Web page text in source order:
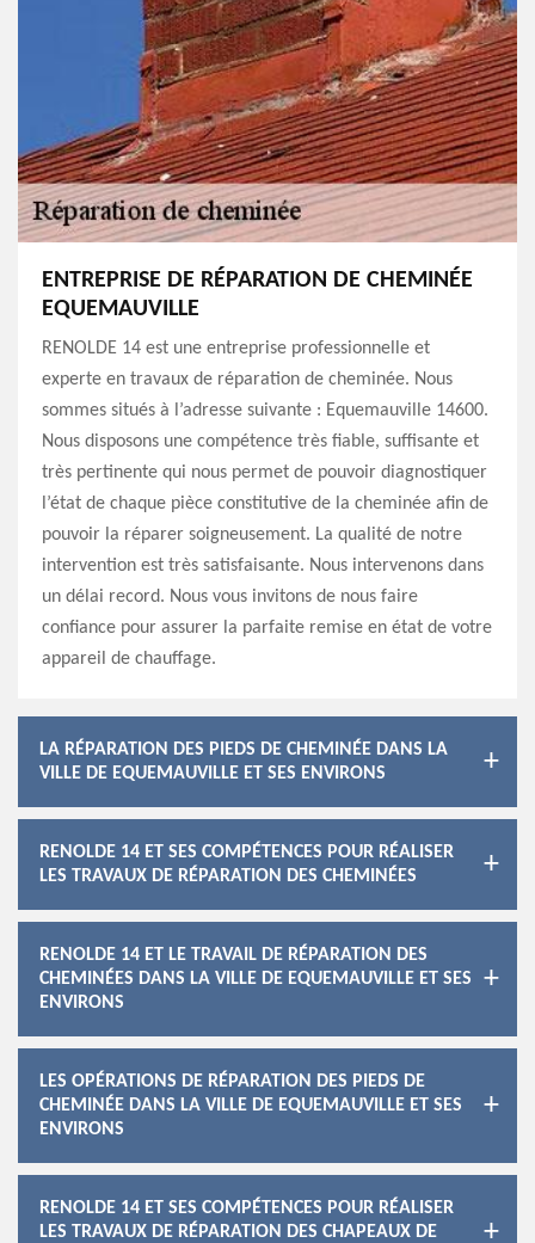
ENTREPRISE DE RÉPARATION DE CHEMINÉE
EQUEMAUVILLE
RENOLDE 14 est une entreprise professionnelle et
experte en travaux de réparation de cheminée. Nous
sommes situés à l’adresse suivante : Equemauville 14600.
Nous disposons une compétence très fiable, suffisante et
très pertinente qui nous permet de pouvoir diagnostiquer
l’état de chaque pièce constitutive de la cheminée afin de
pouvoir la réparer soigneusement. La qualité de notre
intervention est très satisfaisante. Nous intervenons dans
un délai record. Nous vous invitons de nous faire
confiance pour assurer la parfaite remise en état de votre
appareil de chauffage.
LA RÉPARATION DES PIEDS DE CHEMINÉE DANS LA
VILLE DE EQUEMAUVILLE ET SES ENVIRONS
RENOLDE 14 ET SES COMPÉTENCES POUR RÉALISER
LES TRAVAUX DE RÉPARATION DES CHEMINÉES
RENOLDE 14 ET LE TRAVAIL DE RÉPARATION DES
CHEMINÉES DANS LA VILLE DE EQUEMAUVILLE ET SES
ENVIRONS
LES OPÉRATIONS DE RÉPARATION DES PIEDS DE
CHEMINÉE DANS LA VILLE DE EQUEMAUVILLE ET SES
ENVIRONS
RENOLDE 14 ET SES COMPÉTENCES POUR RÉALISER
LES TRAVAUX DE RÉPARATION DES CHAPEAUX DE